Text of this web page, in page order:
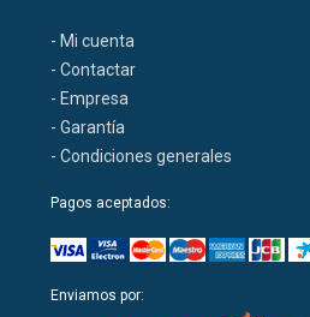
- Mi cuenta
- Contactar
- Empresa
- Garantía
- Condiciones generales
Pagos aceptados:
Enviamos por: